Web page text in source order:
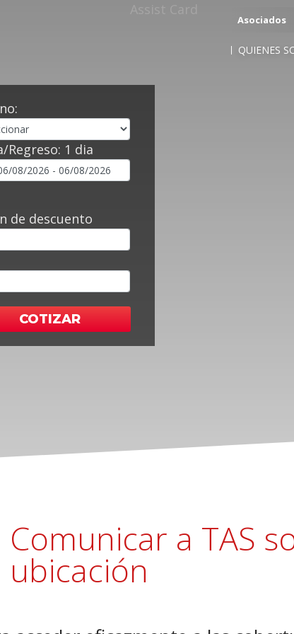
QUIENES
Asociados
Regreso: 1 dia
de descuento
COTIZAR
Comunicar a TAS
ubicación